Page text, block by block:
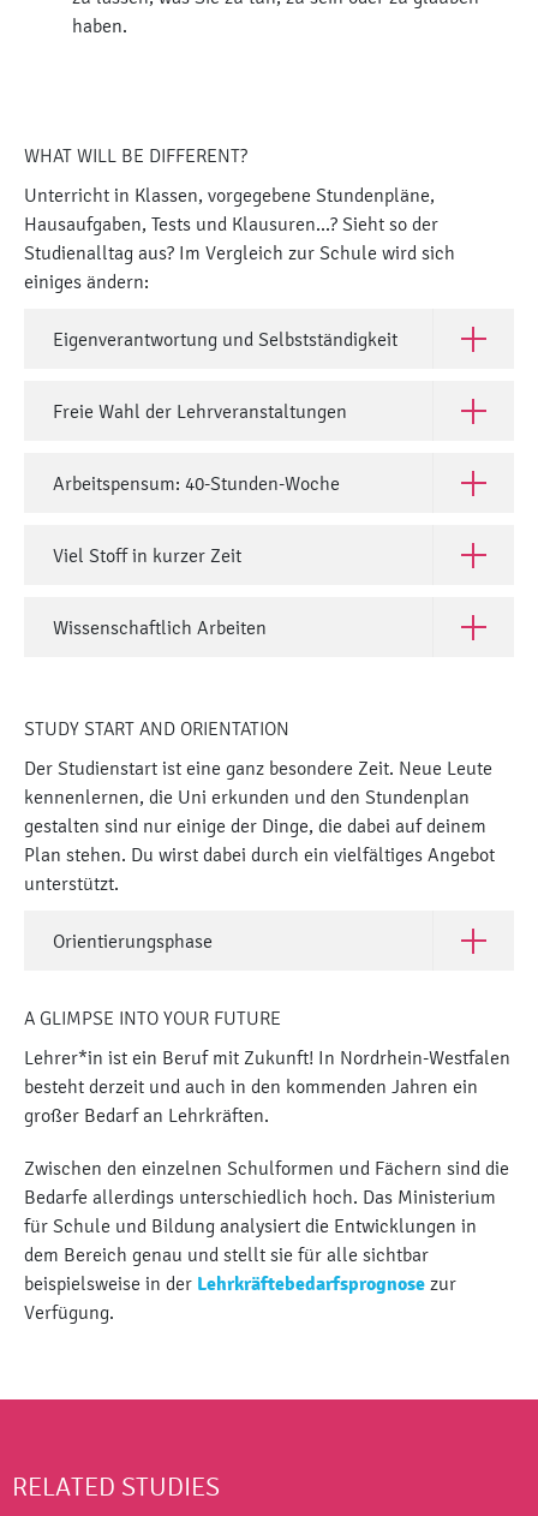
haben.
WHAT WILL BE DIFFERENT?
Unterricht in Klassen, vorgegebene Stundenpläne,
Hausaufgaben, Tests und Klausuren...? Sieht so der
Studienalltag aus? Im Vergleich zur Schule wird sich
einiges ändern:
Eigenverantwortung und Selbstständigkeit Open
Freie Wahl der Lehrveranstaltungen Open
Arbeitspensum: 40-Stunden-Woche Open
Viel Stoff in kurzer Zeit Open
Wissenschaftlich Arbeiten Open
STUDY START AND ORIENTATION
Der Studienstart ist eine ganz besondere Zeit. Neue Leute
kennenlernen, die Uni erkunden und den Stundenplan
gestalten sind nur einige der Dinge, die dabei auf deinem
Plan stehen. Du wirst dabei durch ein vielfältiges Angebot
unterstützt.
Orientierungsphase Open
A GLIMPSE INTO YOUR FUTURE
Lehrer*in ist ein Beruf mit Zukunft! In Nordrhein-Westfalen
besteht derzeit und auch in den kommenden Jahren ein
großer Bedarf an Lehrkräften.
Zwischen den einzelnen Schulformen und Fächern sind die
Bedarfe allerdings unterschiedlich hoch. Das Ministerium
für Schule und Bildung analysiert die Entwicklungen in
dem Bereich genau und stellt sie für alle sichtbar
beispielsweise in der Lehrkräftebedarfsprognose zur
Verfügung.
RELATED STUDIES